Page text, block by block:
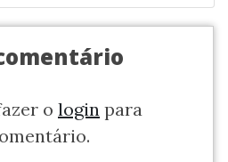
o login para